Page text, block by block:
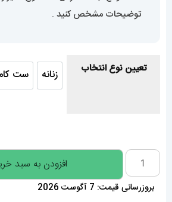
توضیحات مشخص کنید .
تعیین نوع انتخاب زنانه ست
ساعت
ست
رولکس
افزودن به سبد
بروزرسانی قیمت: 7 آگوست 2026